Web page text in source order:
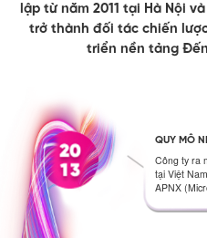
lập từ năm 2011 tại Hà Nội
trở thành đối tác chiến
triển nền tảng
QUY MÔ
Công ty ra
tại Việt
APNX